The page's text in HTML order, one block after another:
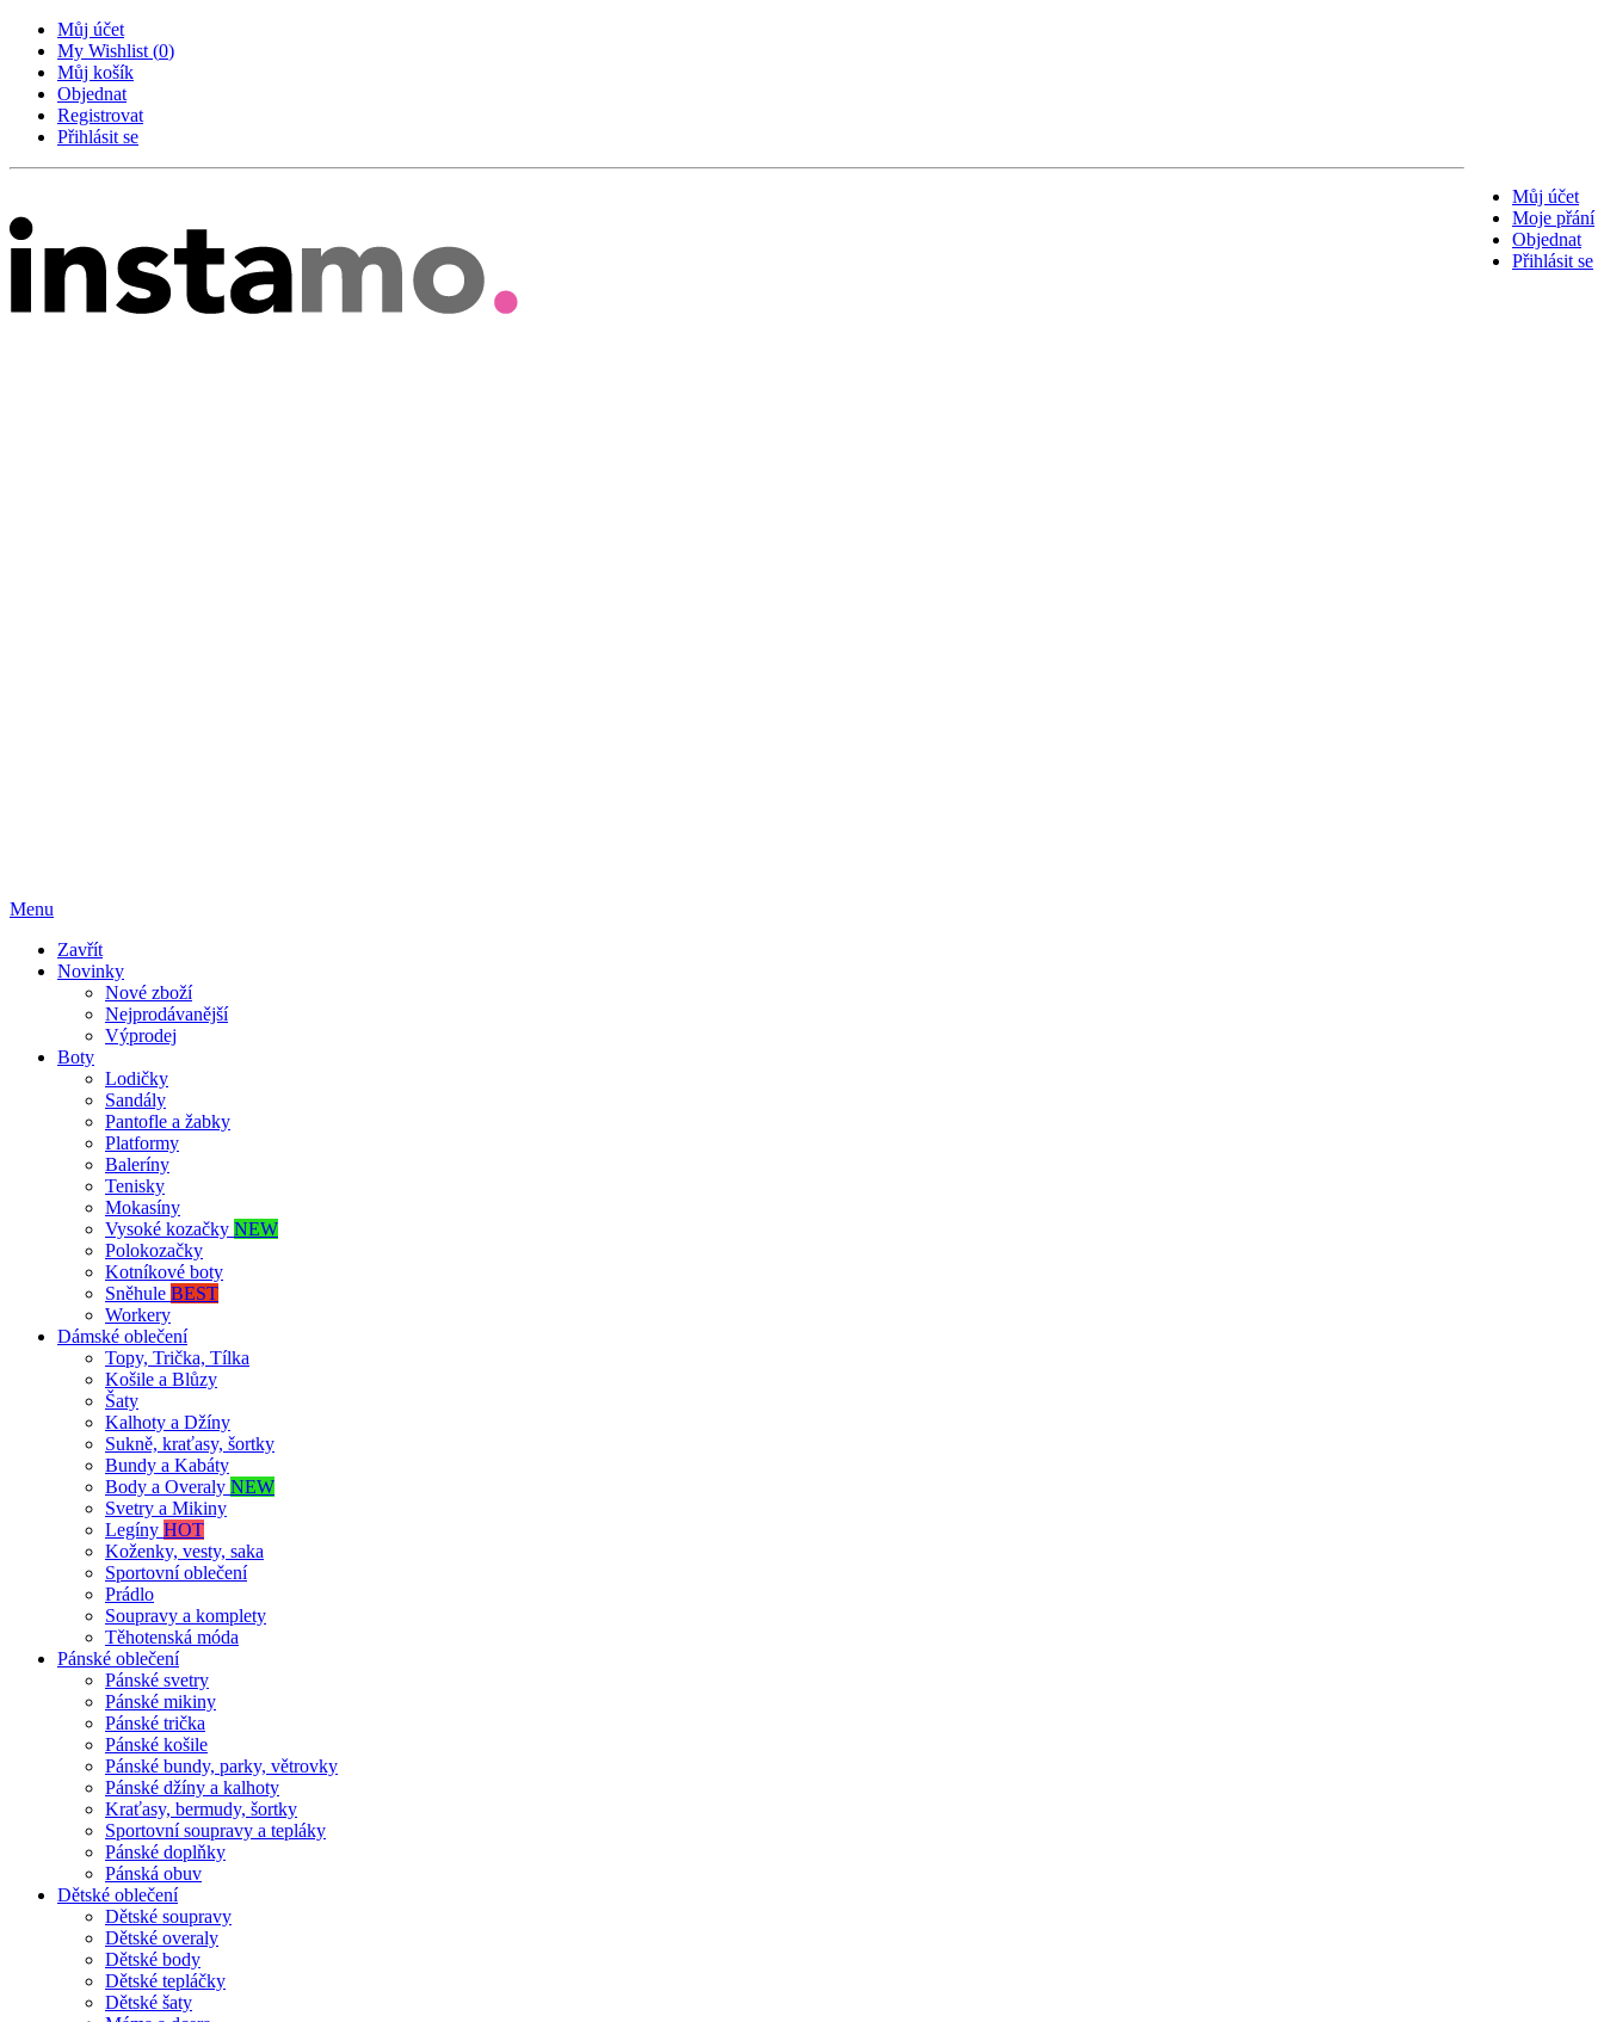
Můj účet
My Wishlist (0)
Můj košík
Objednat
Registrovat
Přihlásit se
Můj účet
Moje přání
Objednat
Přihlásit se
Menu
Zavřít
Novinky
Nové zboží
Nejprodávanější
Výprodej
Boty
Lodičky
Sandály
Pantofle a žabky
Platformy
Baleríny
Tenisky
Mokasíny
Vysoké kozačky NEW
Polokozačky
Kotníkové boty
Sněhule BEST
Workery
Dámské oblečení
Topy, Trička, Tílka
Košile a Blůzy
Šaty
Kalhoty a Džíny
Sukně, kraťasy, šortky
Bundy a Kabáty
Body a Overaly NEW
Svetry a Mikiny
Legíny HOT
Koženky, vesty, saka
Sportovní oblečení
Prádlo
Soupravy a komplety
Těhotenská móda
Pánské oblečení
Pánské svetry
Pánské mikiny
Pánské trička
Pánské košile
Pánské bundy, parky, větrovky
Pánské džíny a kalhoty
Kraťasy, bermudy, šortky
Sportovní soupravy a tepláky
Pánské doplňky
Pánská obuv
Dětské oblečení
Dětské soupravy
Dětské overaly
Dětské body
Dětské tepláčky
Dětské šaty